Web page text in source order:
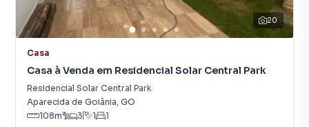
20
Casa
Casa à Venda em Residencial Solar Central Park
Residencial Solar Central Park
Aparecida de Goiânia, GO
108m² 3 1 1